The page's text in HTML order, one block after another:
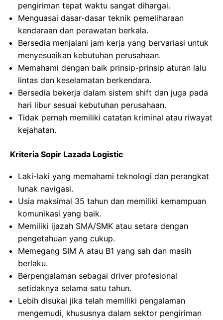
pengiriman tepat waktu sangat dihargai.
Menguasai dasar-dasar teknik pemeliharaan
kendaraan dan perawatan berkala.
Bersedia menjalani jam kerja yang bervariasi untuk
menyesuaikan kebutuhan perusahaan.
Memahami dengan baik prinsip-prinsip aturan lalu
lintas dan keselamatan berkendara.
Bersedia bekerja dalam sistem shift dan juga pada
hari libur sesuai kebutuhan perusahaan.
Tidak pernah memiliki catatan kriminal atau riwayat
kejahatan.
Kriteria Sopir Lazada Logistic
Laki-laki yang memahami teknologi dan perangkat
lunak navigasi.
Usia maksimal 35 tahun dan memiliki kemampuan
komunikasi yang baik.
Memiliki ijazah SMA/SMK atau setara dengan
pengetahuan yang cukup.
Memegang SIM A atau B1 yang sah dan masih
berlaku.
Berpengalaman sebagai driver profesional
setidaknya selama satu tahun.
Lebih disukai jika telah memiliki pengalaman
mengemudi, khususnya dalam sektor pengiriman